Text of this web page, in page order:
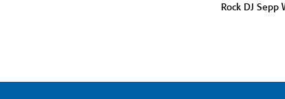
Rock DJ Sepp